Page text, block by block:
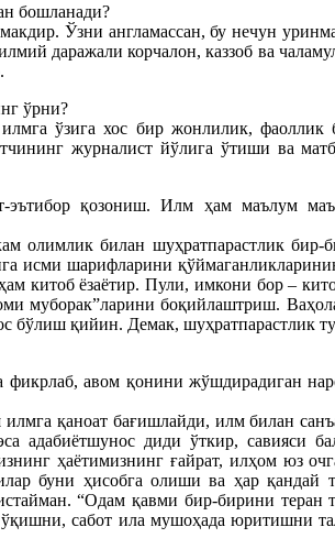
бошланади?
Ўзни англамассан, бу нечун
даражали корчалон, каззоб ва
ўрни?
ўзига хос бир жонлилик, фаоллик
журналист йўлига ўтиши ва
эътибор қозониш. Илм ҳам маълум
билан шуҳратпарастлик бир-
исми шарифларини
китоб ёзаётир. Пули, имкони бор –
муборак”ларини боқийлаштриш.
бўлиш қийин. Демак, шуҳратпарастлик
авом қонини жўшдирадиган
қаноат бағишлайди, илм билан
адабиётшунос диди ўткир, савияси
ҳаётимизнинг ғайрат, илҳом юз
буни ҳисобга олиши ва ҳар
“Одам қавми бир-бирини теран
сабот ила мушоҳада юритишни